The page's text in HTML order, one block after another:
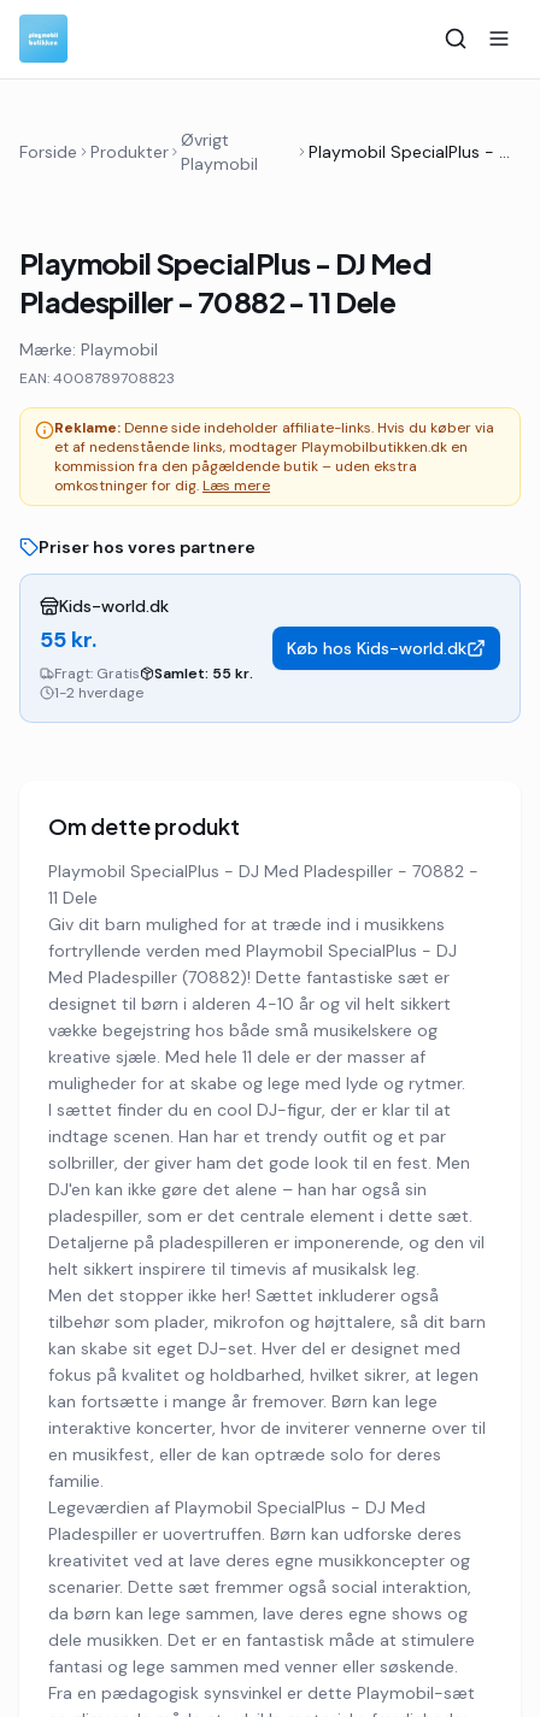
Forside Produkter
Øvrigt
Playmobil
Playmobil SpecialPlus - DJ Med Pladespiller - 70882 - 11 Dele
Playmobil SpecialPlus - DJ Med
Pladespiller - 70882 - 11 Dele
Mærke: Playmobil
EAN:4008789708823
Reklame:Denne side indeholder affiliate-links. Hvis du køber via
et af nedenstående links, modtager Playmobilbutikken.dk en
kommission fra den pågældende butik – uden ekstra
omkostninger for dig.Læs mere
Priser hos vores partnere
Kids-world.dk
55 kr.
Fragt: Gratis Samlet: 55 kr.
1-2 hverdage
Køb hos Kids-world.dk
Om dette produkt
Playmobil SpecialPlus - DJ Med Pladespiller - 70882 -
11 Dele
Giv dit barn mulighed for at træde ind i musikkens
fortryllende verden med Playmobil SpecialPlus - DJ
Med Pladespiller (70882)! Dette fantastiske sæt er
designet til børn i alderen 4-10 år og vil helt sikkert
vække begejstring hos både små musikelskere og
kreative sjæle. Med hele 11 dele er der masser af
muligheder for at skabe og lege med lyde og rytmer.
I sættet finder du en cool DJ-figur, der er klar til at
indtage scenen. Han har et trendy outfit og et par
solbriller, der giver ham det gode look til en fest. Men
DJ'en kan ikke gøre det alene – han har også sin
pladespiller, som er det centrale element i dette sæt.
Detaljerne på pladespilleren er imponerende, og den vil
helt sikkert inspirere til timevis af musikalsk leg.
Men det stopper ikke her! Sættet inkluderer også
tilbehør som plader, mikrofon og højttalere, så dit barn
kan skabe sit eget DJ-set. Hver del er designet med
fokus på kvalitet og holdbarhed, hvilket sikrer, at legen
kan fortsætte i mange år fremover. Børn kan lege
interaktive koncerter, hvor de inviterer vennerne over til
en musikfest, eller de kan optræde solo for deres
familie.
Legeværdien af Playmobil SpecialPlus - DJ Med
Pladespiller er uovertruffen. Børn kan udforske deres
kreativitet ved at lave deres egne musikkoncepter og
scenarier. Dette sæt fremmer også social interaktion,
da børn kan lege sammen, lave deres egne shows og
dele musikken. Det er en fantastisk måde at stimulere
fantasi og lege sammen med venner eller søskende.
Fra en pædagogisk synsvinkel er dette Playmobil-sæt